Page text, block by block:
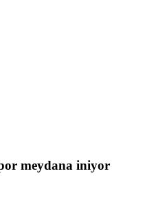
meydana iniyor